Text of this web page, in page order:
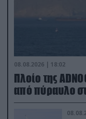
08.08.2026 | 18:02
Πλοίο της
από πύραυλο